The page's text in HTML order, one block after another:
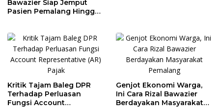
Bawazier Siap Jemput
Pasien Pemalang Hingga
Kritik Tajam Baleg DPR
Terhadap Perluasan
Fungsi Account
Genjot Ekonomi Warga,
Ini Cara Rizal Bawazier
Berdayakan Masyarakat